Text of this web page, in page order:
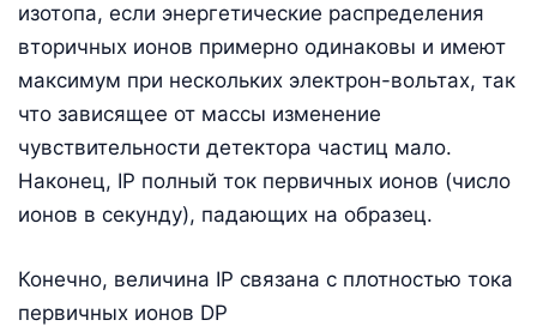
изотопа, если энергетические распределения
вторичных ионов примерно одинаковы и имеют
максимум при нескольких электрон-вольтах, так
что зависящее от массы изменение
чувствительности детектора частиц мало.
Наконец, IP полный ток первичных ионов (число
ионов в секунду), падающих на образец.
Конечно, величина IP связана с плотностью тока
первичных ионов DP